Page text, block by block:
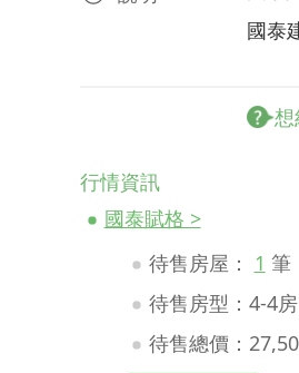
國泰
行情資訊
國泰賦格 >
待售房屋：
1 筆
待售房型：4-4房
待售總價：